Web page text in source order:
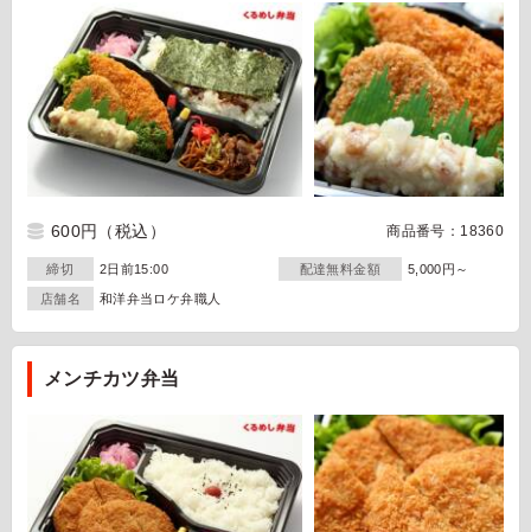
600円 （税込） 商品番号：18360
締切 2日前15:00 配達無料金額 5,000円～
店舗名 和洋弁当ロケ弁職人
メンチカツ弁当